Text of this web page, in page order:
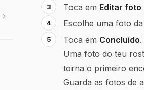
Toca em Editar foto
Escolhe uma foto
Toca em Concluído
Uma foto do teu
torna o primeiro
Guarda as fotos de